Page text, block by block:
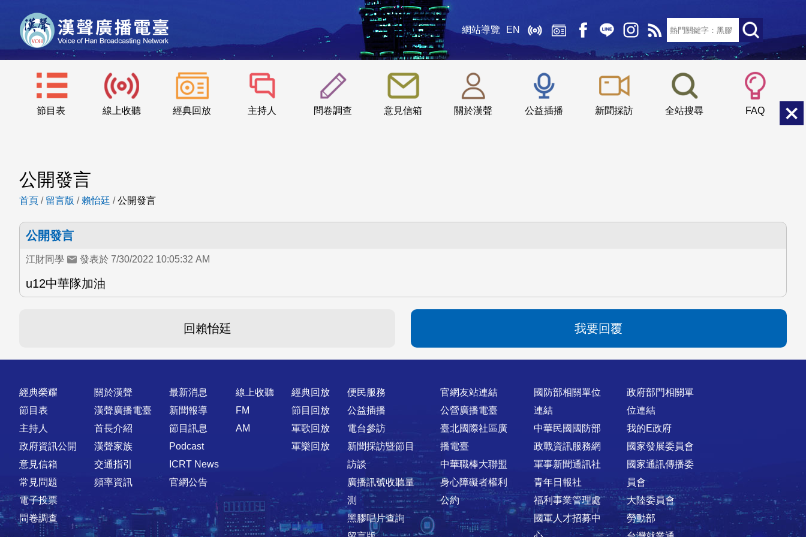
網站導覽 EN
節目表 線上收聽 經典回放 主持人 問卷調查 意見信箱 關於漢聲 公益插播 新聞採訪 全站搜尋 FAQ
::: 小 中
公開發言
首頁 / 留言版 / 賴怡廷 /公開發言
公開發言
江財同學 發表於 7/30/2022 10:05:32 AM
u12中華隊加油
回賴怡廷 我要回覆
快速連結
經典榮耀
節目表
主持人
政府資訊公開
意見信箱
常見問題
電子投票
問卷調查
關於漢聲
漢聲廣播電臺
首長介紹
漢聲家族
交通指引
頻率資訊
最新消息
新聞報導
節目訊息
Podcast
ICRT News
官網公告
線上收聽
FM
AM
經典回放
節目回放
軍歌回放
軍樂回放
便民服務
公益插播
電台參訪
新聞採訪暨節目
訪談
廣播訊號收聽量
測
黑膠唱片查詢
官網友站連結
公營廣播電臺
臺北國際社區廣
播電臺
中華職棒大聯盟
身心障礙者權利
公約
國防部相關單位
連結
中華民國國防部
政戰資訊服務網
軍事新聞通訊社
青年日報社
福利事業管理處
國軍人才招募中
政府部門相關單
位連結
我的E政府
國家發展委員會
國家通訊傳播委
員會
大陸委員會
勞動部